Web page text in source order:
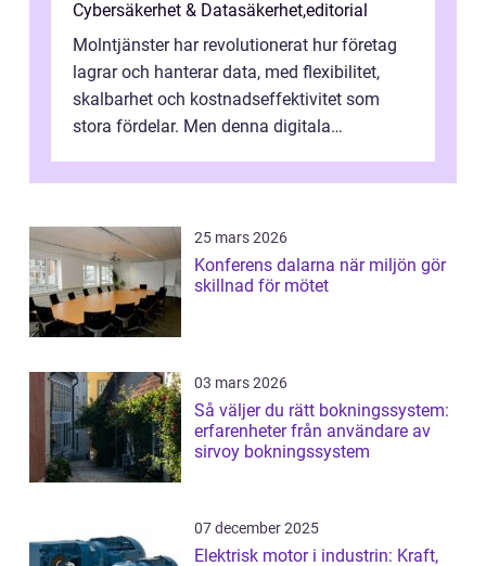
Cybersäkerhet & Datasäkerhet,editorial
Molntjänster har revolutionerat hur företag
lagrar och hanterar data, med flexibilitet,
skalbarhet och kostnadseffektivitet som
stora fördelar. Men denna digitala
25 mars 2026
Konferens dalarna när miljön gör
skillnad för mötet
03 mars 2026
Så väljer du rätt bokningssystem:
erfarenheter från användare av
sirvoy bokningssystem
07 december 2025
Elektrisk motor i industrin: Kraft,